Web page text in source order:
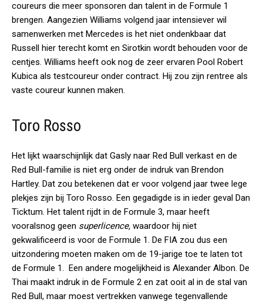
coureurs die meer sponsoren dan talent in de Formule 1
brengen. Aangezien Williams volgend jaar intensiever wil
samenwerken met Mercedes is het niet ondenkbaar dat
Russell hier terecht komt en Sirotkin wordt behouden voor de
centjes. Williams heeft ook nog de zeer ervaren Pool Robert
Kubica als testcoureur onder contract. Hij zou zijn rentree als
vaste coureur kunnen maken.
Toro Rosso
Het lijkt waarschijnlijk dat Gasly naar Red Bull verkast en de
Red Bull-familie is niet erg onder de indruk van Brendon
Hartley. Dat zou betekenen dat er voor volgend jaar twee lege
plekjes zijn bij Toro Rosso. Een gegadigde is in ieder geval Dan
Ticktum. Het talent rijdt in de Formule 3, maar heeft
vooralsnog geen superlicence, waardoor hij niet
gekwalificeerd is voor de Formule 1. De FIA zou dus een
uitzondering moeten maken om de 19-jarige toe te laten tot
de Formule 1. Een andere mogelijkheid is Alexander Albon. De
Thai maakt indruk in de Formule 2 en zat ooit al in de stal van
Red Bull, maar moest vertrekken vanwege tegenvallende